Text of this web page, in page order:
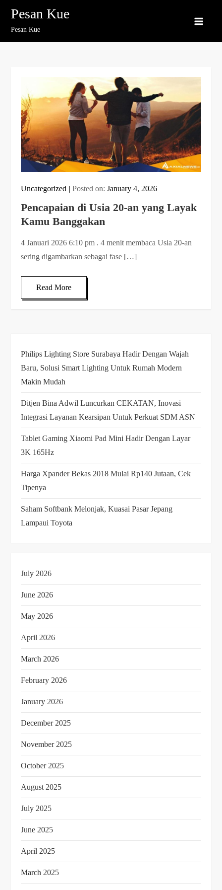
content
Pesan Kue
Pesan Kue
Uncategorized Posted on:January 4, 2026
Pencapaian di Usia 20-an yang Layak
Kamu Banggakan
4 Januari 2026 6:10 pm . 4 menit membaca Usia 20-an
sering digambarkan sebagai fase […]
Read More
Philips Lighting Store Surabaya Hadir Dengan Wajah
Baru, Solusi Smart Lighting Untuk Rumah Modern
Makin Mudah
Ditjen Bina Adwil Luncurkan CEKATAN, Inovasi
Integrasi Layanan Kearsipan Untuk Perkuat SDM ASN
Tablet Gaming Xiaomi Pad Mini Hadir Dengan Layar
3K 165Hz
Harga Xpander Bekas 2018 Mulai Rp140 Jutaan, Cek
Tipenya
Saham Softbank Melonjak, Kuasai Pasar Jepang
Lampaui Toyota
July 2026
June 2026
May 2026
April 2026
March 2026
February 2026
January 2026
December 2025
November 2025
October 2025
August 2025
July 2025
June 2025
April 2025
March 2025